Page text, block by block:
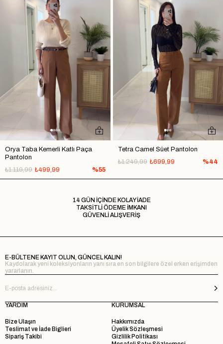
Orya Taba Kemerli Katlı Paça
Pantolon
₺499,99
₺1.119,99 %55
Tetra Camel Süet Pantolon
₺699,99
₺1.249,99 %44
14 GÜN İÇİNDE KOLAY İADE
TAKSİTLİ ÖDEME İMKANI
GÜVENLİ ALIŞVERİŞ
E-BÜLTENE KAYIT OLUN, GÜNCEL KALIN!
Kaydolarak yeni koleksiyonların yanı sıra en son bilgilere özel erken erişimden
yararlanın.
YARDIM
Bize Ulaşın
Teslimat ve İade Biglieri
Sipariş Takibi
KURUMSAL
Hakkımızda
Üyelik Sözleşmesi
Gizlilik Politikası